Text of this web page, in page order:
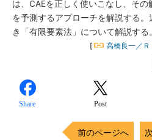
は、CAEを正しく使いこなし、そ
を予測するアプローチを解説する
き「有限要素法」について解説する。
[ 高橋良一／
Share Post
前のページへ